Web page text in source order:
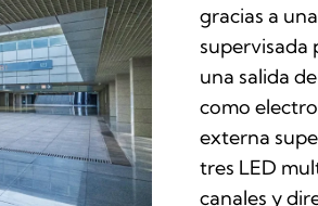
gracias a
supervisada
una salida
como
externa
tres LED
canales y